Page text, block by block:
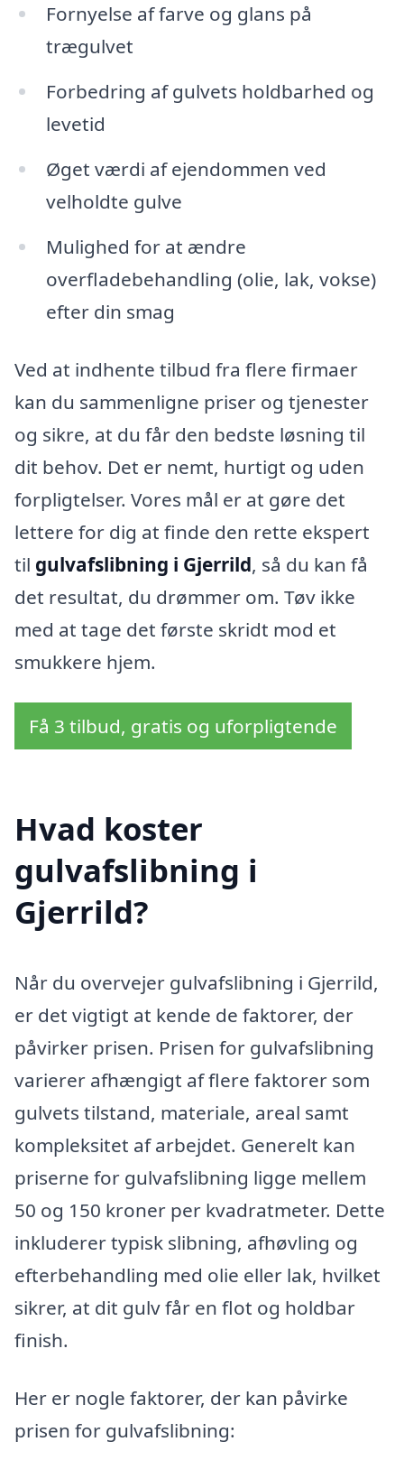
Fornyelse af farve og glans på
trægulvet
Forbedring af gulvets holdbarhed og
levetid
Øget værdi af ejendommen ved
velholdte gulve
Mulighed for at ændre
overfladebehandling (olie, lak, vokse)
efter din smag
Ved at indhente tilbud fra flere firmaer
kan du sammenligne priser og tjenester
og sikre, at du får den bedste løsning til
dit behov. Det er nemt, hurtigt og uden
forpligtelser. Vores mål er at gøre det
lettere for dig at finde den rette ekspert
til gulvafslibning i Gjerrild, så du kan få
det resultat, du drømmer om. Tøv ikke
med at tage det første skridt mod et
smukkere hjem.
Få 3 tilbud, gratis og uforpligtende
Hvad koster
gulvafslibning i
Gjerrild?
Når du overvejer gulvafslibning i Gjerrild,
er det vigtigt at kende de faktorer, der
påvirker prisen. Prisen for gulvafslibning
varierer afhængigt af flere faktorer som
gulvets tilstand, materiale, areal samt
kompleksitet af arbejdet. Generelt kan
priserne for gulvafslibning ligge mellem
50 og 150 kroner per kvadratmeter. Dette
inkluderer typisk slibning, afhøvling og
efterbehandling med olie eller lak, hvilket
sikrer, at dit gulv får en flot og holdbar
finish.
Her er nogle faktorer, der kan påvirke
prisen for gulvafslibning: